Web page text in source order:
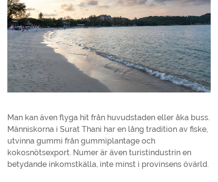
Man kan även flyga hit från huvudstaden eller åka buss.
Människorna i Surat Thani har en lång tradition av fiske,
utvinna gummi från gummiplantage och
kokosnötsexport. Numer är även turistindustrin en
betydande inkomstkälla, inte minst i provinsens övärld.